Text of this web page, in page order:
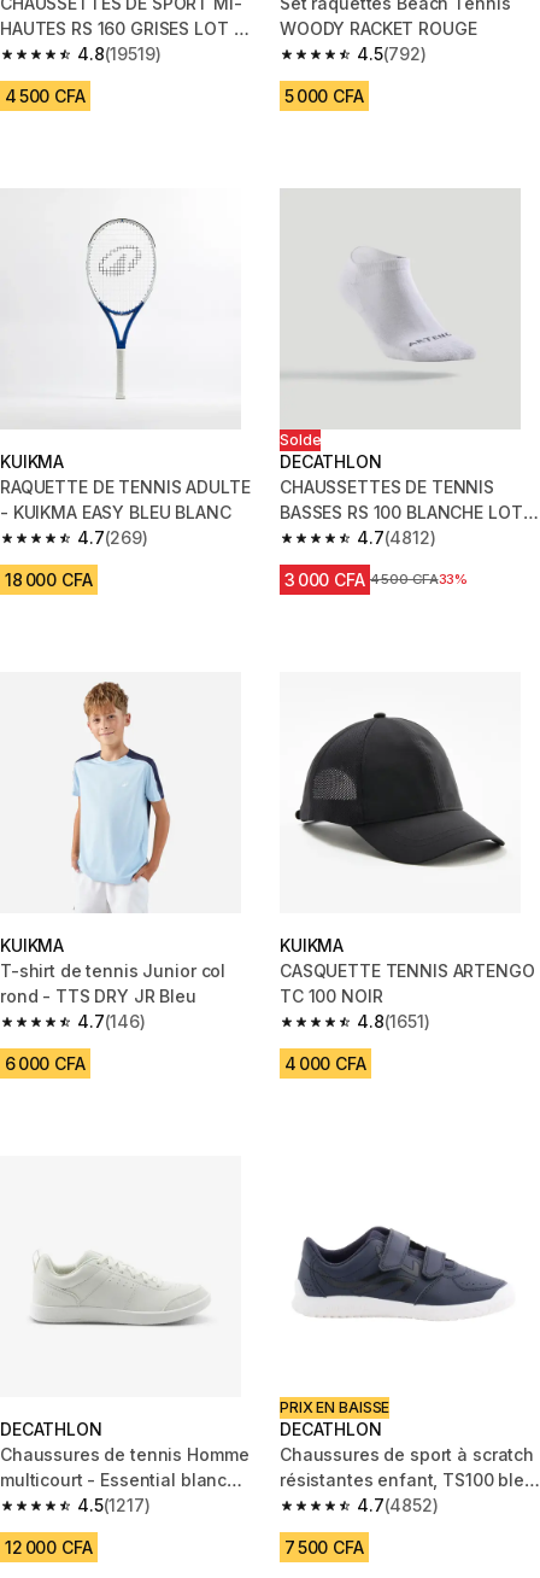
HAUTES RS 160 GRISES LOT DE
3.
4.8
4.8 out of 5 stars from 19519 reviews
(19519)
4 500 CFA
WOODY RACKET ROUGE
4.5
4.5 out of 5 stars from 792
(792)
5 000 CFA
KUIKMA
RAQUETTE DE TENNIS ADULTE
- KUIKMA EASY BLEU BLANC
4.7
4.7 out of 5 stars from 269 reviews
(269)
18 000 CFA
Solde
DECATHLON
CHAUSSETTES DE TENNIS
BASSES RS 100 BLANCHE LOT
DE 3
4.7
4.7 out of 5 stars from 4812
(4812)
3 000 CFA Prix avant réduction
4 500 CFA33%
KUIKMA
T-shirt de tennis Junior col
rond - TTS DRY JR Bleu
4.7
4.7 out of 5 stars from 146 reviews
(146)
6 000 CFA
KUIKMA
CASQUETTE TENNIS ARTENGO
TC 100 NOIR
4.8
4.8 out of 5 stars from 1651
(1651)
4 000 CFA
DECATHLON
Chaussures de tennis Homme
multicourt - Essential blanc
cassé
4.5
4.5 out of 5 stars from 1217 reviews
(1217)
12 000 CFA
PRIX EN BAISSE
DECATHLON
Chaussures de sport à scratch
résistantes enfant, TS100 bleu
marine et noir
4.7
4.7 out of 5 stars from 4852
(4852)
7 500 CFA